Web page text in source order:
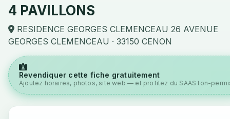
4 PAVILLONS
RESIDENCE GEORGES CLEMENCEAU 26 AVENUE
GEORGES CLEMENCEAU · 33150 CENON
Revendiquer cette fiche gratuitement
Ajoutez horaires, photos, site web — et profitez du SAAS ton-